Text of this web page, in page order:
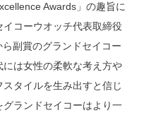
Awards」の趣旨に
コーウオッチ代表取締役
副賞のグランドセイコー
は女性の柔軟な考え方や
タイルを生み出すと信じ
ランドセイコーはより一